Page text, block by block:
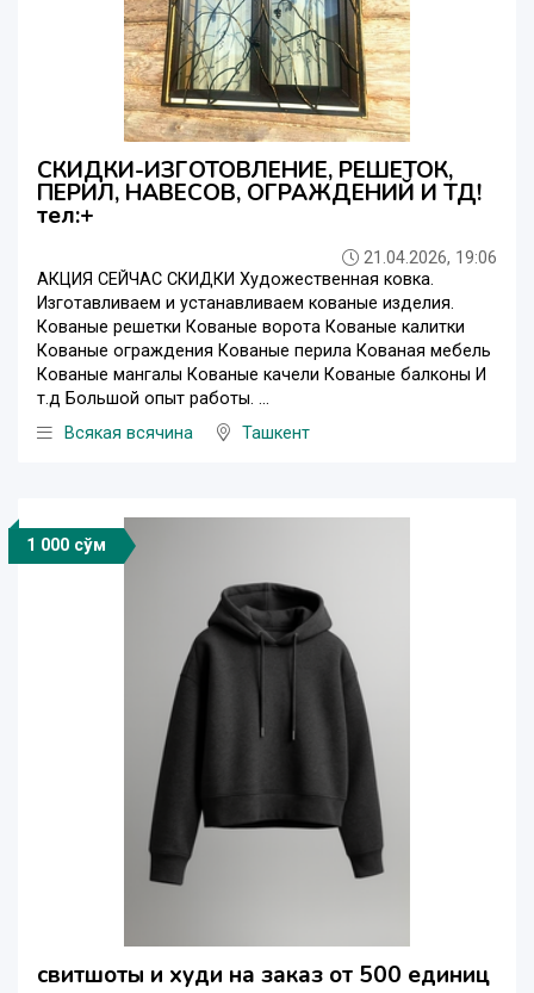
СКИДКИ-ИЗГОТОВЛЕНИЕ, РЕШЕТОК,
ПЕРИЛ, НАВЕСОВ, ОГРАЖДЕНИЙ И ТД!
тел:+
21.04.2026, 19:06
АКЦИЯ СЕЙЧАС СКИДКИ Художественная ковка.
Изготавливаем и устанавливаем кованые изделия.
Кованые решетки Кованые ворота Кованые калитки
Кованые ограждения Кованые перила Кованая мебель
Кованые мангалы Кованые качели Кованые балконы И
т.д Большой опыт работы. ...
Всякая всячина
Ташкент
1 000 сўм
свитшоты и худи на заказ от 500 единиц